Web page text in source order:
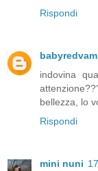
Rispondi
indovina
bellezza, lo
Rispondi
mini nuni